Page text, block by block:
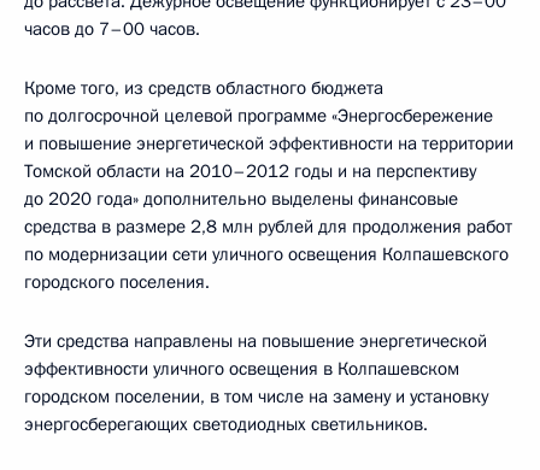
часов до 7–00 часов.
Кроме того, из средств областного бюджета
по долгосрочной целевой программе «Энергосбережение
и повышение энергетической эффективности на территории
Томской области на 2010–2012 годы и на перспективу
до 2020 года» дополнительно выделены финансовые
средства в размере 2,8 млн рублей для продолжения работ
по модернизации сети уличного освещения Колпашевского
городского поселения.
Эти средства направлены на повышение энергетической
эффективности уличного освещения в Колпашевском
городском поселении, в том числе на замену и установку
энергосберегающих светодиодных светильников.